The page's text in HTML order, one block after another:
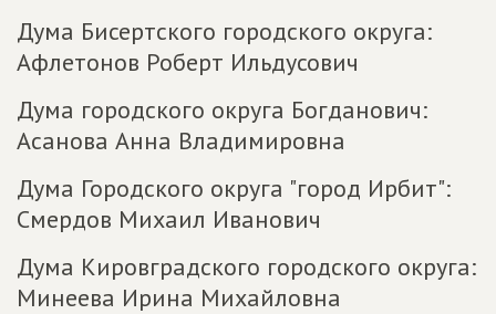
Дума Бисертского городского округа:
Афлетонов Роберт Ильдусович
Дума городского округа Богданович:
Асанова Анна Владимировна
Дума Городского округа "город Ирбит":
Смердов Михаил Иванович
Дума Кировградского городского округа:
Минеева Ирина Михайловна